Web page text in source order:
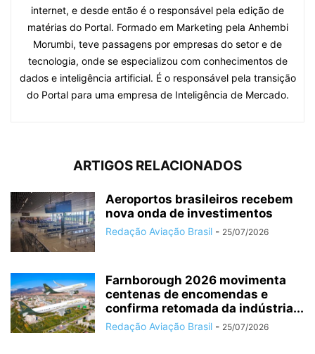
internet, e desde então é o responsável pela edição de
matérias do Portal. Formado em Marketing pela Anhembi
Morumbi, teve passagens por empresas do setor e de
tecnologia, onde se especializou com conhecimentos de
dados e inteligência artificial. É o responsável pela transição
do Portal para uma empresa de Inteligência de Mercado.
ARTIGOS RELACIONADOS
Aeroportos brasileiros recebem
nova onda de investimentos
Redação Aviação Brasil - 25/07/2026
Farnborough 2026 movimenta
centenas de encomendas e
confirma retomada da indústria...
Redação Aviação Brasil - 25/07/2026